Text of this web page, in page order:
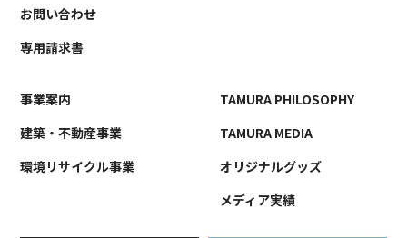
お問い合わせ
専用請求書
事業案内
建築・不動産事業
環境リサイクル事業
TAMURA PHILOSOPHY
TAMURA MEDIA
オリジナルグッズ
メディア実績